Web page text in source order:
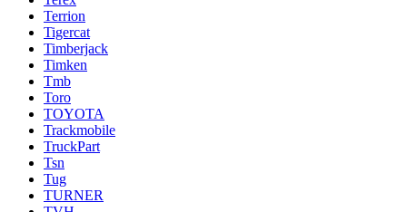
Terrion
Tigercat
Timberjack
Timken
Tmb
Toro
TOYOTA
Trackmobile
TruckPart
Tsn
Tug
TURNER